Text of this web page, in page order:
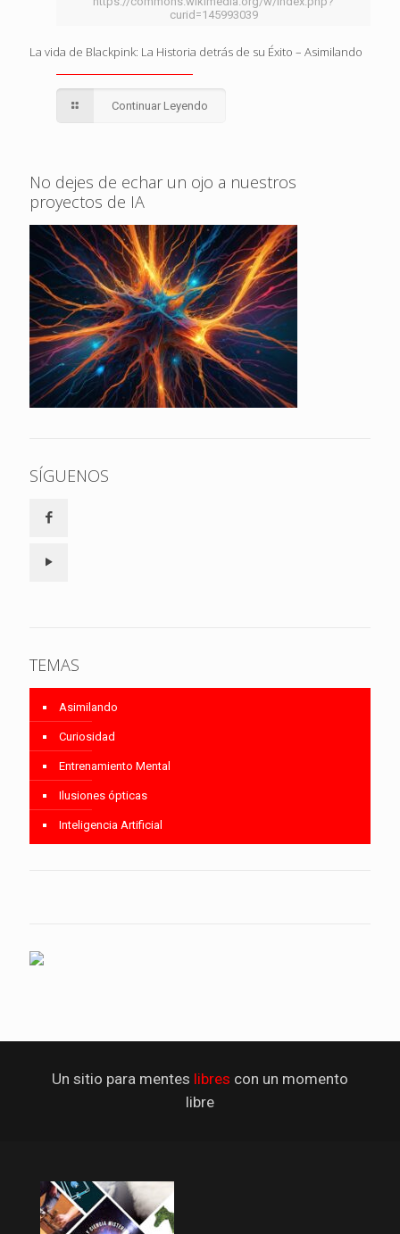
curid=145993039
La vida de Blackpink: La Historia detrás de su Éxito – Asimilando
Continuar Leyendo
No dejes de echar un ojo a nuestros
proyectos de IA
SÍGUENOS
TEMAS
Asimilando
Curiosidad
Entrenamiento Mental
Ilusiones ópticas
Inteligencia Artificial
Un sitio para mentes libres con un momento
libre